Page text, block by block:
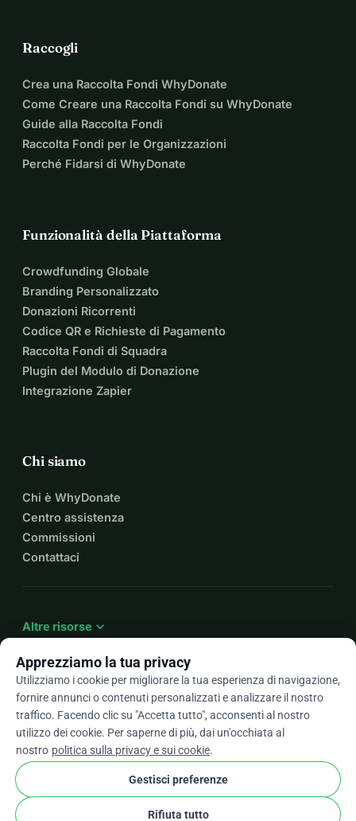
Raccogli
Crea una Raccolta Fondi WhyDonate
Come Creare una Raccolta Fondi su WhyDonate
Guide alla Raccolta Fondi
Raccolta Fondi per le Organizzazioni
Perché Fidarsi di WhyDonate
Funzionalità della Piattaforma
Crowdfunding Globale
Branding Personalizzato
Donazioni Ricorrenti
Codice QR e Richieste di Pagamento
Raccolta Fondi di Squadra
Plugin del Modulo di Donazione
Integrazione Zapier
Chi siamo
Chi è WhyDonate
Centro assistenza
Commissioni
Contattaci
Altre risorse expand_more
It arrow_drop_down
★★★★★4,9 / 5 basato su oltre 500 recensioni
WhyDonatePrivacy e cookie
Apprezziamo la tua privacy
Utilizziamo i cookie per migliorare la tua esperienza di navigazione,
fornire annunci o contenuti personalizzati e analizzare il nostro
traffico. Facendo clic su "Accetta tutto", acconsenti al nostro
utilizzo dei cookie. Per saperne di più, dai un'occhiata al
nostro politica sulla privacy e sui cookie.
Gestisci preferenze
Rifiuta tutto